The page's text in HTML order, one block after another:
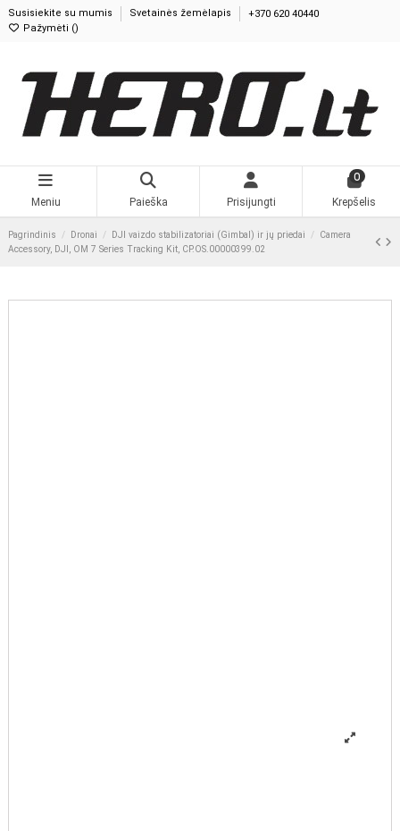
Susisiekite su mumis Svetainės žemėlapis
+370 620 40440
Pažymėti ( 0)
Meniu Paieška Prisijungti
0
Krepšelis
Pagrindinis Dronai
DJI vaizdo stabilizatoriai (Gimbal) ir jų priedai
Camera Accessory, DJI, OM 7 Series Tracking Kit, CP.OS.00000399.02